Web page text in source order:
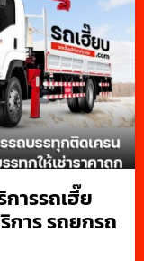
ารรถเฮี๊ย
การ รถยกรถ